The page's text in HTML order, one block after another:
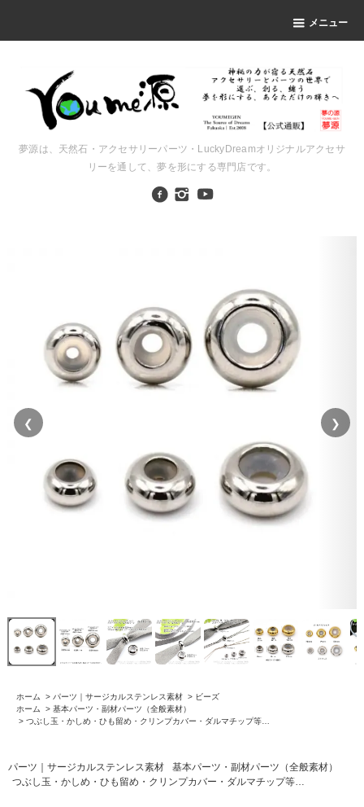
メニュー
夢源は、天然石・アクセサリーパーツ・LuckyDreamオリジナルアクセサ
リーを通して、夢を形にする専門店です。
❮ ❯
ホーム > パーツ｜サージカルステンレス素材 > ビーズ
ホーム
> 基本パーツ・副材パーツ（全般素材）
> つぶし玉・かしめ・ひも留め・クリンプカバー・ダルマチップ等…
パーツ｜サージカルステンレス素材
基本パーツ・副材パーツ（全般素材）
つぶし玉・かしめ・ひも留め・クリンプカバー・ダルマチップ等…